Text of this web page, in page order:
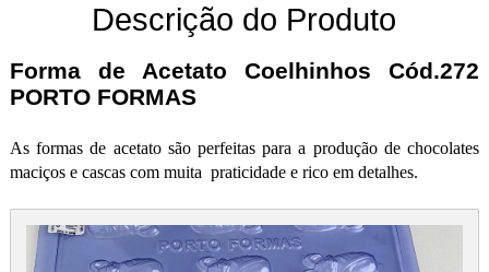
Descrição do Produto
Forma de Acetato Coelhinhos Cód.272
PORTO FORMAS
As formas de acetato são perfeitas para a produção de chocolates
maciços e cascas com muita praticidade e rico em detalhes.